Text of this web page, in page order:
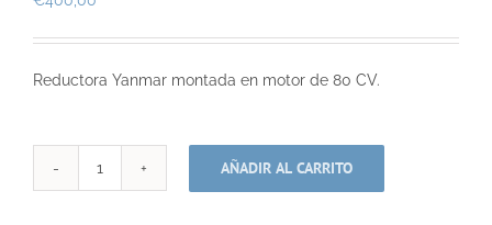
Reductora Yanmar montada en motor de 80 CV.
AÑADIR AL CARRITO